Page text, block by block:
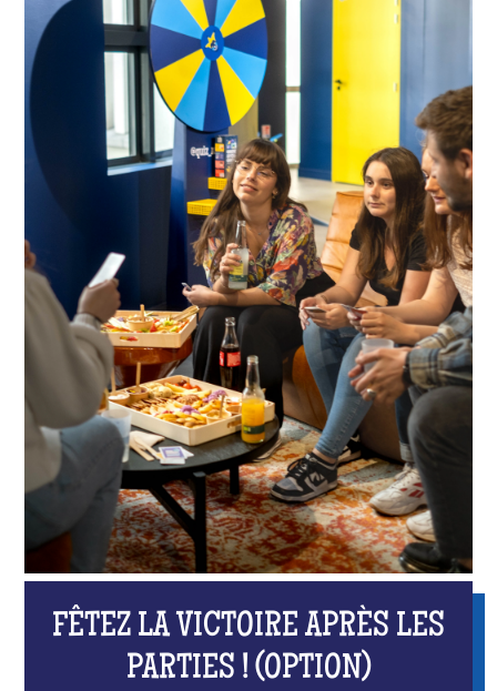
FÊTEZ LA VICTOIRE APRÈS LES
PARTIES ! (OPTION)